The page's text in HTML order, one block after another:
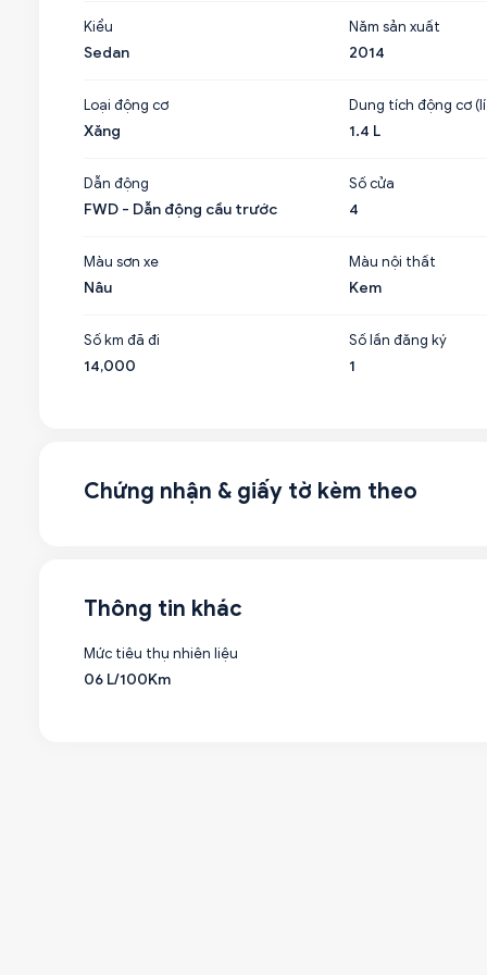
Kiểu
Sedan
Năm sản xuất
2014
Loại động cơ
Xăng
Dung tích động cơ
1.4 L
Dẫn động
FWD - Dẫn động cầu trước
Số cửa
4
Màu sơn xe
Nâu
Màu nội thất
Kem
Số km đã đi
14,000
Số lần đăng ký
1
Chứng nhận & giấy tờ kèm theo
Thông tin khác
Mức tiêu thụ nhiên liệu
06 L/100Km